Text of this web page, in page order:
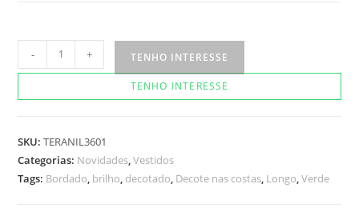
Tag
- + TENHO INTERESSE
TENHO INTERESSE
SKU:TERANIL3601
Categorias: Novidades,Vestidos
Tags: Bordado, brilho, decotado, Decote nas costas, Longo,Verde